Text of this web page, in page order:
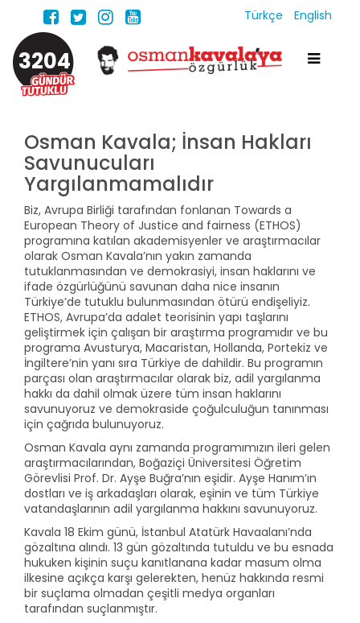
Türkçe English
3204
Osman Kavala; İnsan Hakları
Savunucuları
Yargılanmamalıdır
Biz, Avrupa Birliği tarafından fonlanan Towards a
European Theory of Justice and fairness (ETHOS)
programına katılan akademisyenler ve araştırmacılar
olarak Osman Kavala’nın yakın zamanda
tutuklanmasından ve demokrasiyi, insan haklarını ve
ifade özgürlüğünü savunan daha nice insanın
Türkiye’de tutuklu bulunmasından ötürü endişeliyiz.
ETHOS, Avrupa’da adalet teorisinin yapı taşlarını
geliştirmek için çalışan bir araştırma programıdır ve bu
programa Avusturya, Macaristan, Hollanda, Portekiz ve
İngiltere’nin yanı sıra Türkiye de dahildir. Bu programın
parçası olan araştırmacılar olarak biz, adil yargılanma
hakkı da dahil olmak üzere tüm insan haklarını
savunuyoruz ve demokraside çoğulculuğun tanınması
için çağrıda bulunuyoruz.
Osman Kavala aynı zamanda programımızın ileri gelen
araştırmacılarından, Boğaziçi Üniversitesi Öğretim
Görevlisi Prof. Dr. Ayşe Buğra’nın eşidir. Ayşe Hanım’ın
dostları ve iş arkadaşları olarak, eşinin ve tüm Türkiye
vatandaşlarının adil yargılanma hakkını savunuyoruz.
Kavala 18 Ekim günü, İstanbul Atatürk Havaalanı’nda
gözaltına alındı. 13 gün gözaltında tutuldu ve bu esnada
hukuken kişinin suçu kanıtlanana kadar masum olma
ilkesine açıkça karşı gelerekten, henüz hakkında resmi
bir suçlama olmadan çeşitli medya organları
tarafından suçlanmıştır.